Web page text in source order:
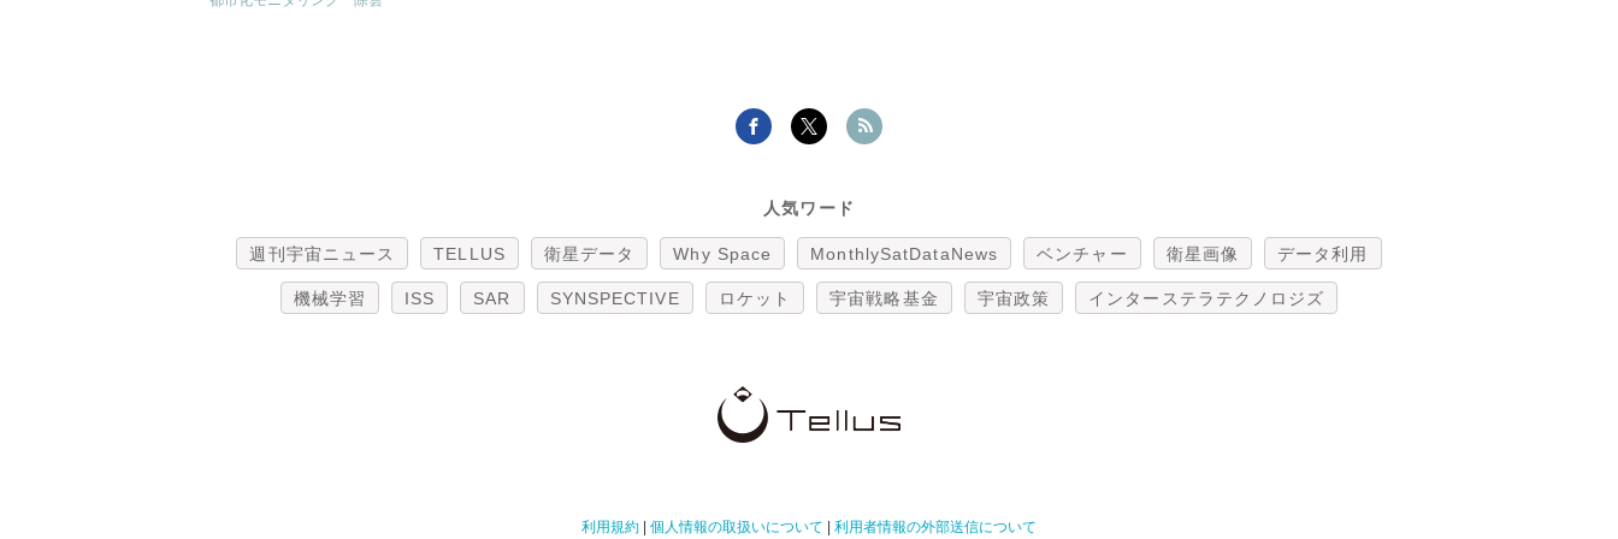
人気ワード
週刊宇宙ニュース TELLUS 衛星データ Why Space MonthlySatDataNews ベンチャー 衛星画像 データ利用
機械学習 ISS SAR SYNSPECTIVE ロケット 宇宙戦略基金 宇宙政策 インターステラテクノロジズ
利用規約 個人情報の取扱いについて 利用者情報の外部送信について